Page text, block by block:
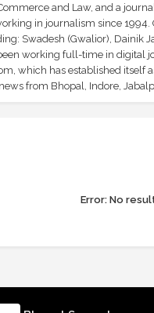
and Law, and a
in journalism since
Swadesh (Gwalior), Dainik
working full-time in digital
which has established itself
from Bhopal, Indore,
Error:No